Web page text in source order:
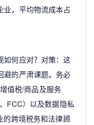
业，平均物流成本占
如何应对？对策：这
避的严肃课题。务必
值税/商品及服务
FCC）以及数据隐私
的跨境税务和法律顾